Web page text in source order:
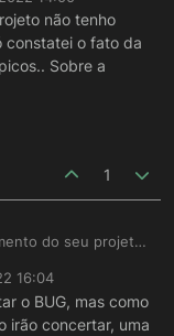
não tenho
constatei o fato da
Sobre a
1
do seu projeto
da sua perda de
Sobre a
16:04
o BUG, mas como
irão concertar, uma